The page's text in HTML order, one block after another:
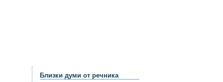
Близки думи от речника